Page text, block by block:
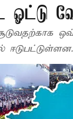
ஓட்டு
ஈடுபட்டுள்ளன.